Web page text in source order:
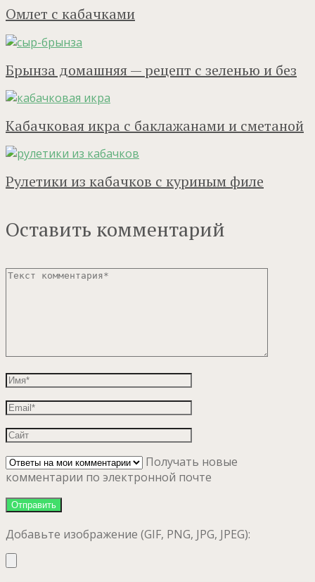
Омлет с кабачками
Брынза домашняя — рецепт с зеленью и без
Кабачковая икра с баклажанами и сметаной
Рулетики из кабачков с куриным филе
Оставить комментарий
Получать новые
комментарии по электронной почте
Добавьте изображение (GIF, PNG, JPG, JPEG):